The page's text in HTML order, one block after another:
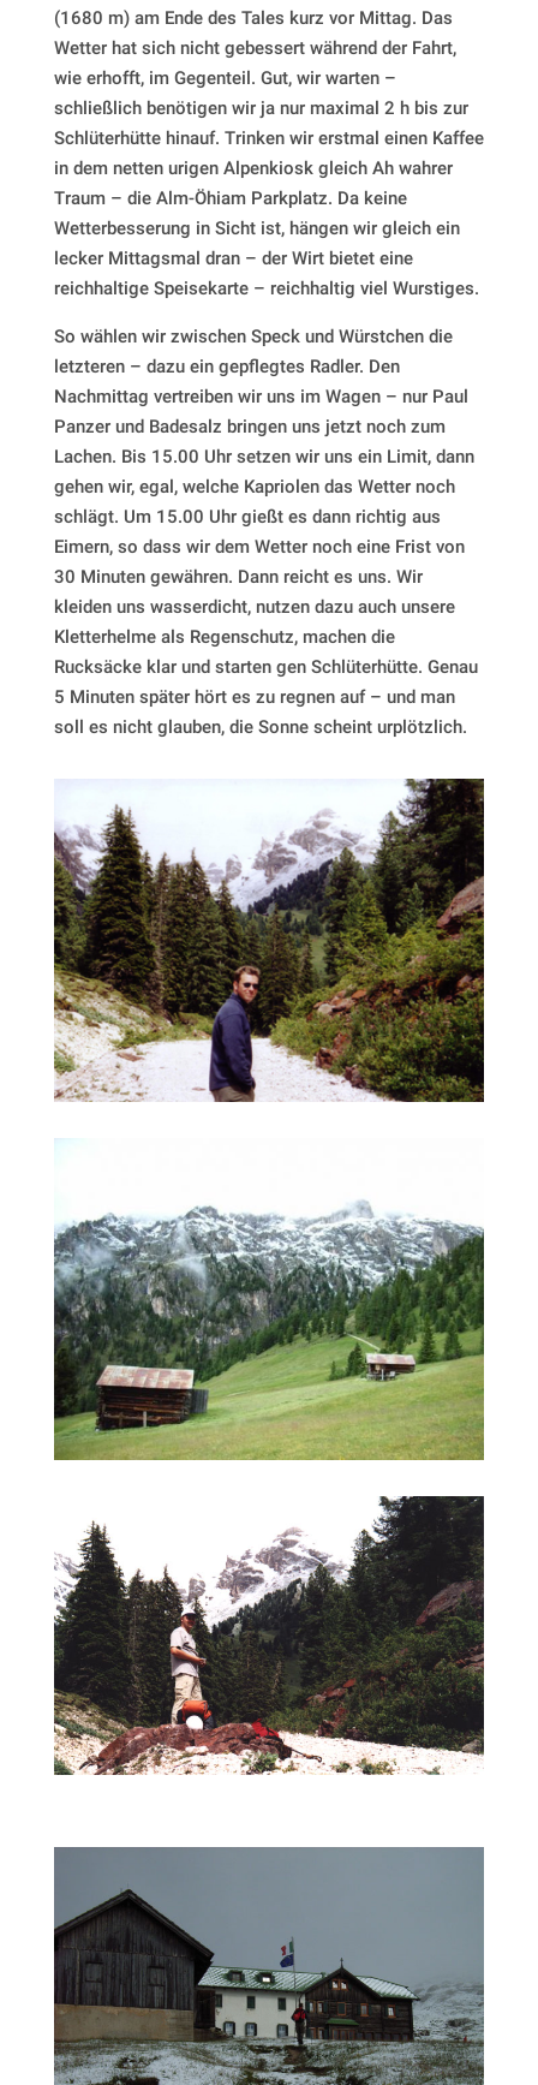
(1680 m) am Ende des Tales kurz vor Mittag. Das
Wetter hat sich nicht gebessert während der Fahrt,
wie erhofft, im Gegenteil. Gut, wir warten –
schließlich benötigen wir ja nur maximal 2 h bis zur
Schlüterhütte hinauf. Trinken wir erstmal einen Kaffee
in dem netten urigen Alpenkiosk gleich Ah wahrer
Traum – die Alm-Öhiam Parkplatz. Da keine
Wetterbesserung in Sicht ist, hängen wir gleich ein
lecker Mittagsmal dran – der Wirt bietet eine
reichhaltige Speisekarte – reichhaltig viel Wurstiges.
So wählen wir zwischen Speck und Würstchen die
letzteren – dazu ein gepflegtes Radler. Den
Nachmittag vertreiben wir uns im Wagen – nur Paul
Panzer und Badesalz bringen uns jetzt noch zum
Lachen. Bis 15.00 Uhr setzen wir uns ein Limit, dann
gehen wir, egal, welche Kapriolen das Wetter noch
schlägt. Um 15.00 Uhr gießt es dann richtig aus
Eimern, so dass wir dem Wetter noch eine Frist von
30 Minuten gewähren. Dann reicht es uns. Wir
kleiden uns wasserdicht, nutzen dazu auch unsere
Kletterhelme als Regenschutz, machen die
Rucksäcke klar und starten gen Schlüterhütte. Genau
5 Minuten später hört es zu regnen auf – und man
soll es nicht glauben, die Sonne scheint urplötzlich.